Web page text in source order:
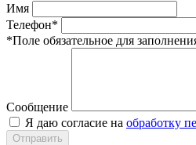
Имя
Телефон*
*Поле обязательное для
Сообщение
Я даю согласие на обработку